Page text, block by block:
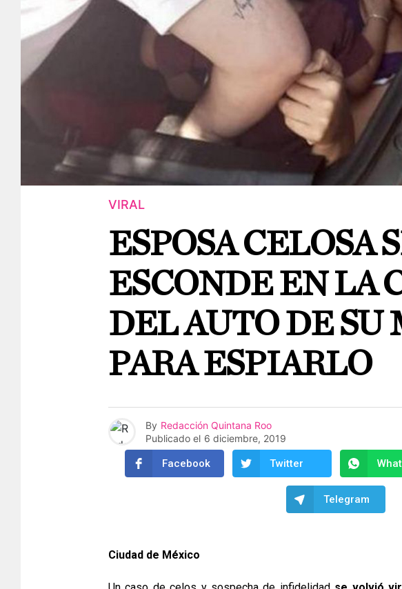
VIRAL
ESPOSA CELOSA
ESCONDE EN LA
DEL AUTO DE SU
PARA ESPIARLO
By Redacción Quintana Roo
Publicado el 6 diciembre, 2019
Facebook Twitter
Telegram
Ciudad de México